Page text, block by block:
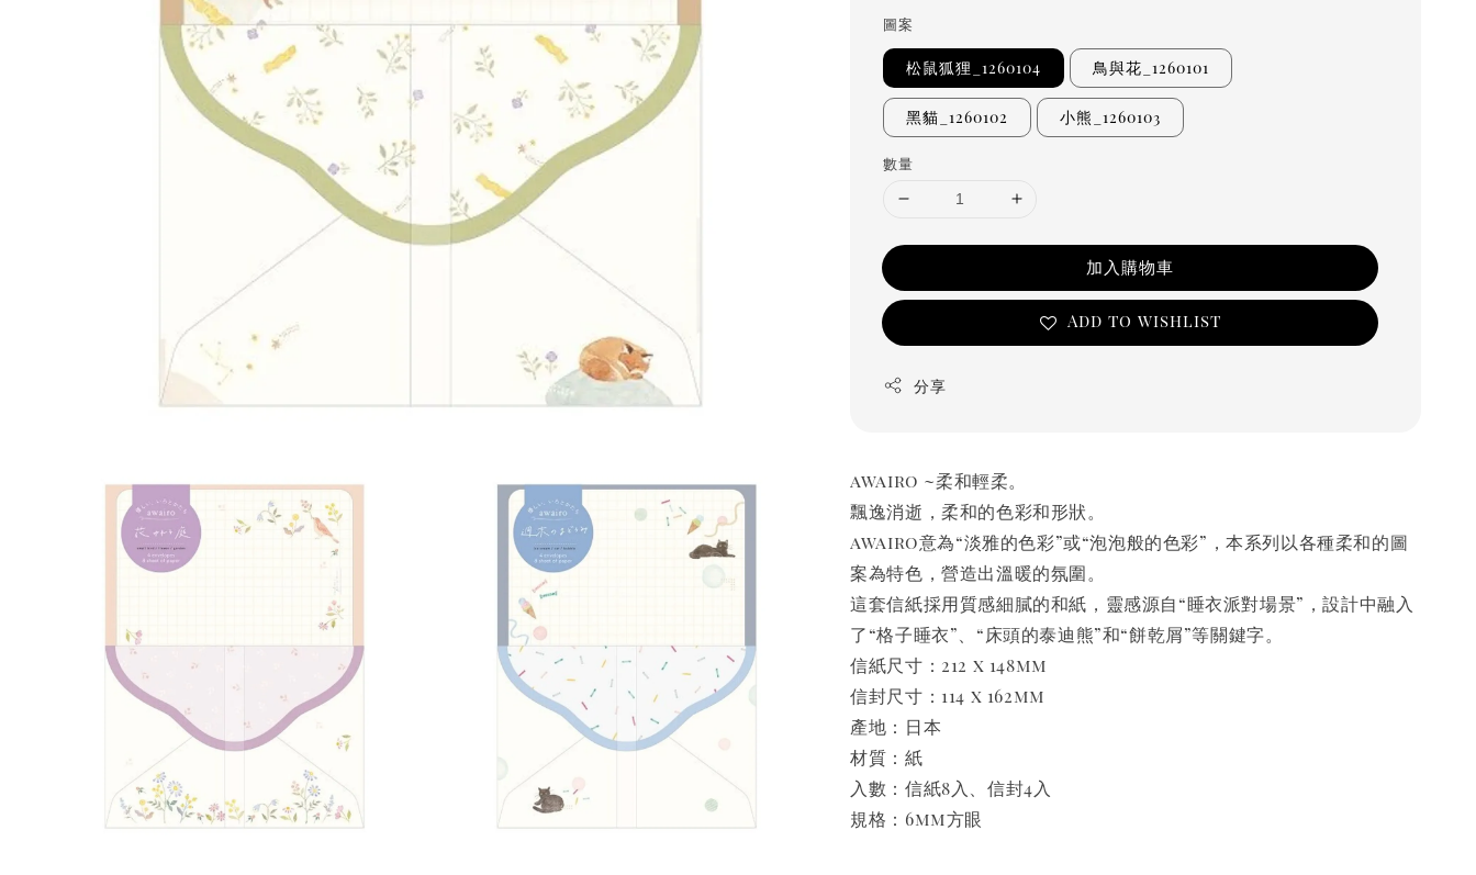
圖案
松鼠狐狸_1260104 鳥與花_1260101
黑貓_1260102 小熊_1260103
數量
加入購物車
Add to wishlist
分享
awairo ~柔和輕柔。
飄逸消逝，柔和的色彩和形狀。
awairo意為“淡雅的色彩”或“泡泡般的色彩”，本系列以各種柔和的圖
案為特色，營造出溫暖的氛圍。
這套信紙採用質感細膩的和紙，靈感源自“睡衣派對場景”，設計中融入
了“格子睡衣”、“床頭的泰迪熊”和“餅乾屑”等關鍵字。
信紙尺寸：212 x 148mm
信封尺寸：114 x 162mm
產地：日本
材質：紙
入數：信紙8入、信封4入
規格：6mm方眼